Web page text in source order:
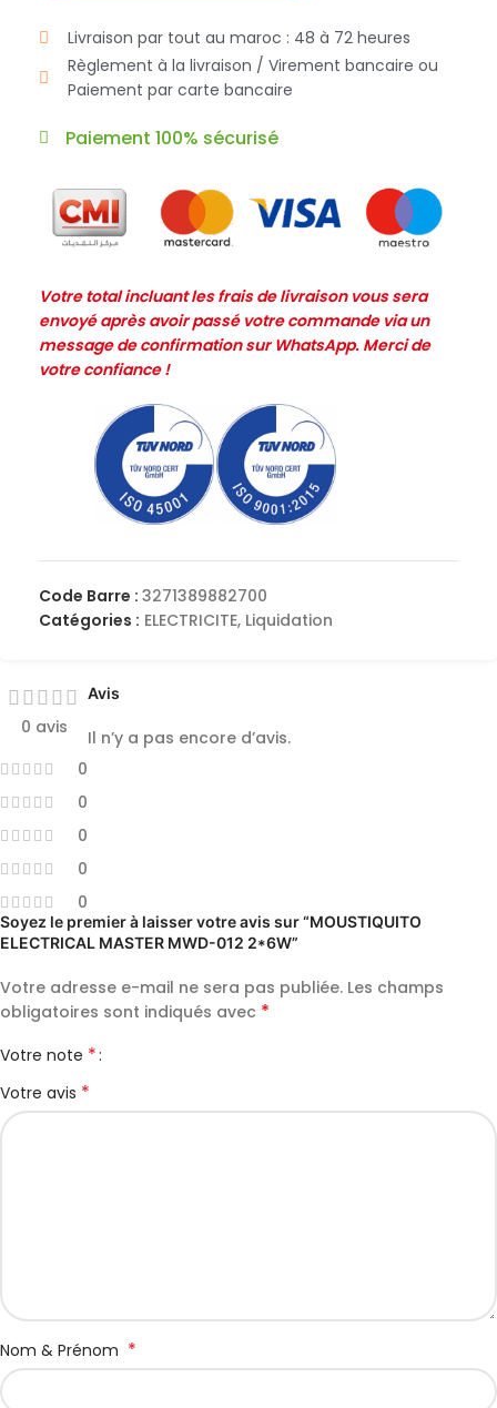
Livraison par tout au maroc : 48 à 72 heures
Règlement à la livraison / Virement bancaire ou
Paiement par carte bancaire
Paiement 100% sécurisé
Votre total incluant les frais de livraison vous sera
envoyé après avoir passé votre commande via un
message de confirmation sur WhatsApp. Merci de
votre confiance !
Code Barre : 3271389882700
Catégories : ELECTRICITE, Liquidation
0 avis
0
0
0
0
0
Avis
Il n’y a pas encore d’avis.
Soyez le premier à laisser votre avis sur “MOUSTIQUITO
ELECTRICAL MASTER MWD-012 2*6W”
Votre adresse e-mail ne sera pas publiée. Les champs
obligatoires sont indiqués avec *
Votre note *
Votre avis *
Nom & Prénom *